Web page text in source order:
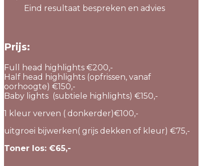
Eind resultaat bespreken en advies
Prijs:
Full head highlights €200,-
Half head highlights (opfrissen, vanaf
oorhoogte) €150,-
Baby lights (subtiele highlights) €150,-
1 kleur verven ( donkerder)€100,-
uitgroei bijwerken( grijs dekken of kleur) €75,-
Toner los: €65,-